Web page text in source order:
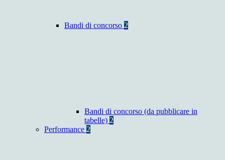
Bandi di concorso 2
Bandi di concorso (da pubblicare in
tabelle) 2
Performance 2